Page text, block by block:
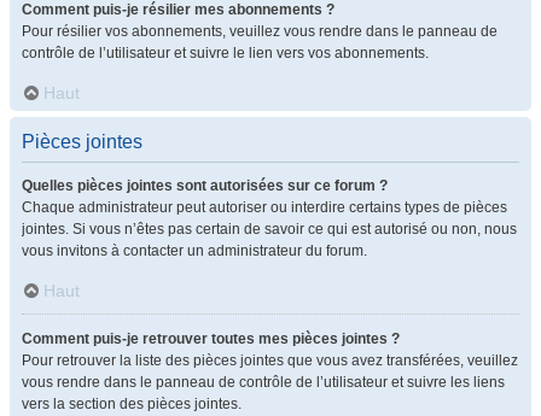
Comment puis-je résilier mes abonnements ?
Pour résilier vos abonnements, veuillez vous rendre dans le panneau de
contrôle de l’utilisateur et suivre le lien vers vos abonnements.
Haut
Pièces jointes
Quelles pièces jointes sont autorisées sur ce forum ?
Chaque administrateur peut autoriser ou interdire certains types de pièces
jointes. Si vous n’êtes pas certain de savoir ce qui est autorisé ou non, nous
vous invitons à contacter un administrateur du forum.
Haut
Comment puis-je retrouver toutes mes pièces jointes ?
Pour retrouver la liste des pièces jointes que vous avez transférées, veuillez
vous rendre dans le panneau de contrôle de l’utilisateur et suivre les liens
vers la section des pièces jointes.